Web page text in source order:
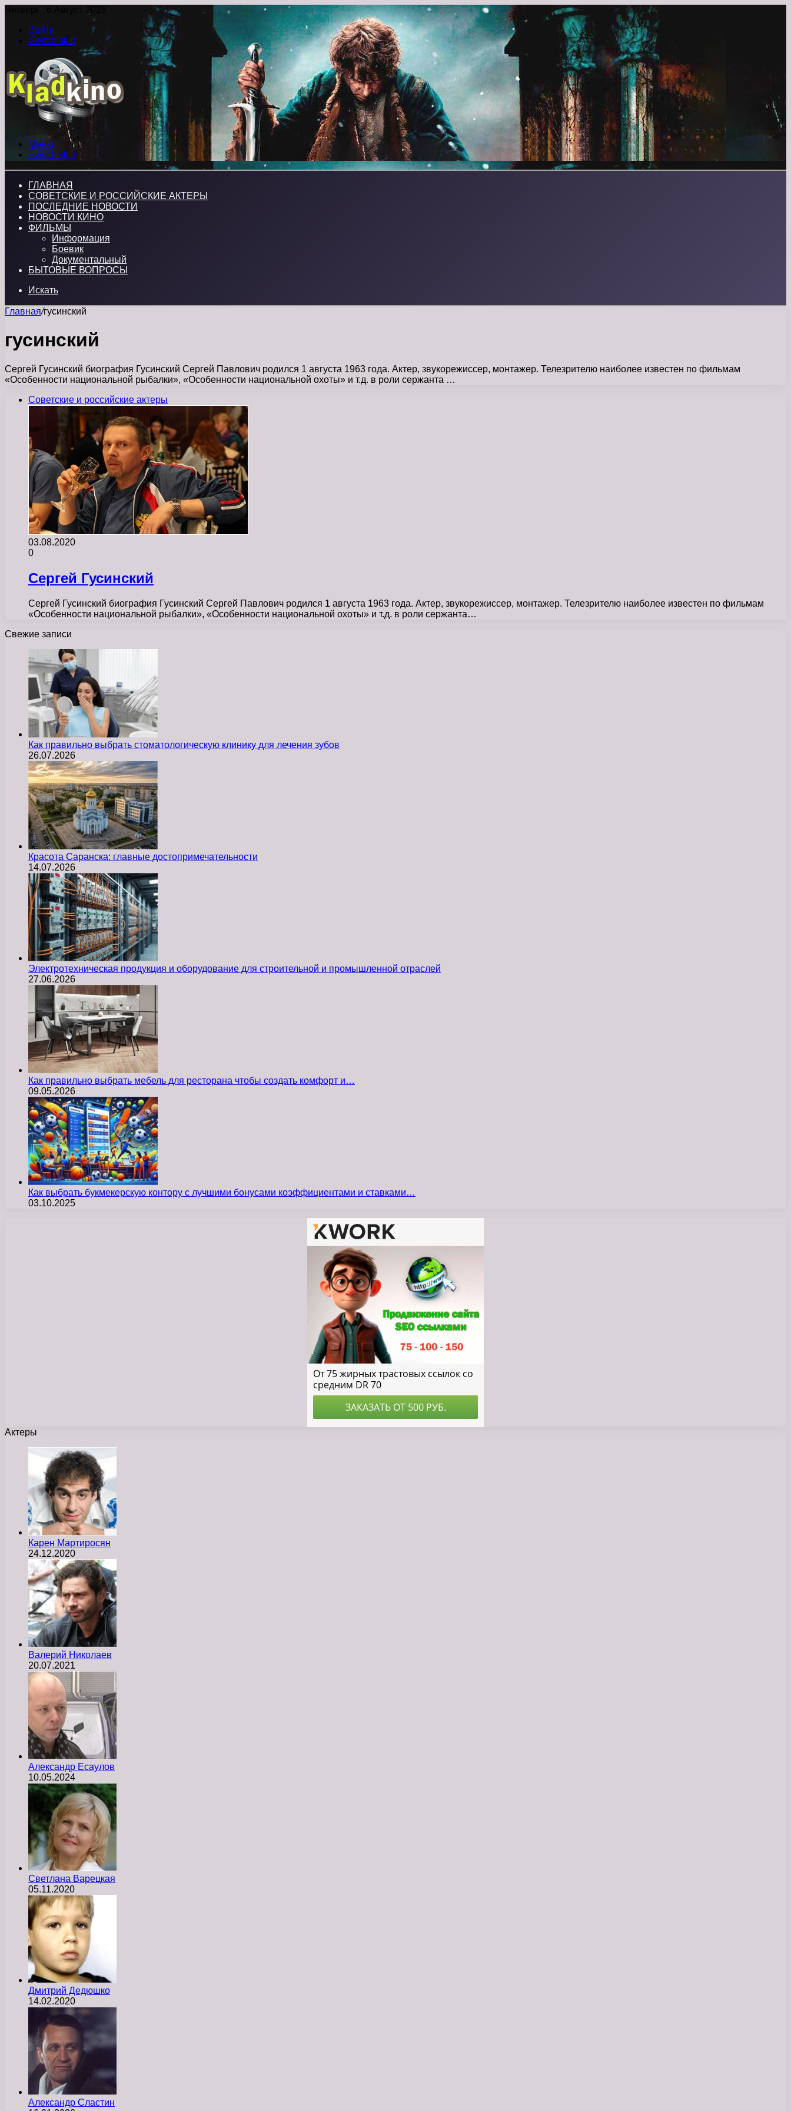
Четверг , 6 Август 2026
Войти
Switch skin
Меню
Switch skin
ГЛАВНАЯ
СОВЕТСКИЕ И РОССИЙСКИЕ АКТЕРЫ
ПОСЛЕДНИЕ НОВОСТИ
НОВОСТИ КИНО
ФИЛЬМЫ
Информация
Боевик
Документальный
БЫТОВЫЕ ВОПРОСЫ
Искать
Главная/гусинский
гусинский
Сергей Гусинский биография Гусинский Сергей Павлович родился 1 августа 1963 года. Актер, звукорежиссер, монтажер. Телезрителю наиболее известен по фильмам
«Особенности национальной рыбалки», «Особенности национальной охоты» и т.д. в роли сержанта …
Советские и российские актеры
03.08.2020
0
Сергей Гусинский
Сергей Гусинский биография Гусинский Сергей Павлович родился 1 августа 1963 года. Актер, звукорежиссер, монтажер. Телезрителю наиболее известен по фильмам
«Особенности национальной рыбалки», «Особенности национальной охоты» и т.д. в роли сержанта…
Свежие записи
Как правильно выбрать стоматологическую клинику для лечения зубов
26.07.2026
Красота Саранска: главные достопримечательности
14.07.2026
Электротехническая продукция и оборудование для строительной и промышленной отраслей
27.06.2026
Как правильно выбрать мебель для ресторана чтобы создать комфорт и…
09.05.2026
Как выбрать букмекерскую контору с лучшими бонусами коэффициентами и ставками…
03.10.2025
Актеры
Карен Мартиросян
24.12.2020
Валерий Николаев
20.07.2021
Александр Есаулов
10.05.2024
Светлана Варецкая
05.11.2020
Дмитрий Дедюшко
14.02.2020
Александр Сластин